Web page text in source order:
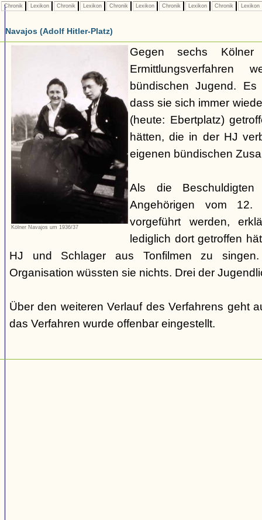
Chronik Lexikon Chronik Lexikon Chronik Lexikon Chronik Lexikon Chronik Lexikon
Navajos (Adolf Hitler-Platz)
Kölner Navajos um 1936/37
Gegen sechs
Ermittlungsverfahren
bündischen Jugend.
dass sie sich immer
(heute: Ebertplatz)
hätten, die in der HJ
eigenen bündischen
Als die
Angehörigen vom
vorgeführt werden,
lediglich dort getroffen
HJ und Schlager aus Tonfilmen zu
Organisation wüssten sie nichts. Drei der
Über den weiteren Verlauf des Verfahrens geht
das Verfahren wurde offenbar eingestellt.